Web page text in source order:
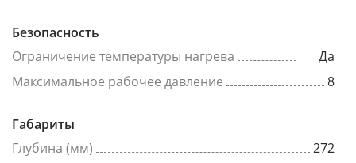
Безопасность
Ограничение температуры нагрева
Да
Максимальное рабочее давление
8
Габариты
Глубина (мм)
272